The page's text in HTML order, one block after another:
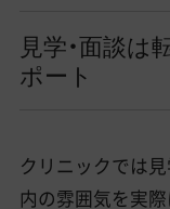
見学・面談
ポート
クリニックでは
内の雰囲気を実